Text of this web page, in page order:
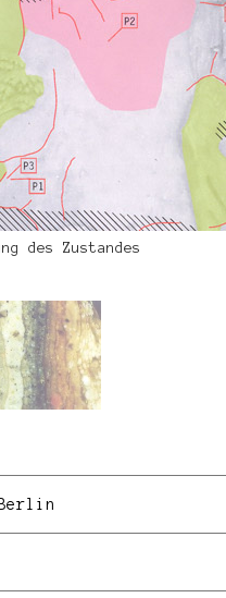
des Zustandes